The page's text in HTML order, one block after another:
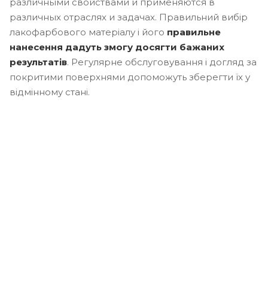
различными свойствами и применяются в
различных отраслях и задачах. Правильний вибір
лакофарбового матеріалу і його правильне
нанесення дадуть змогу досягти бажаних
результатів. Регулярне обслуговування і догляд за
покритими поверхнями допоможуть зберегти їх у
відмінному стані.